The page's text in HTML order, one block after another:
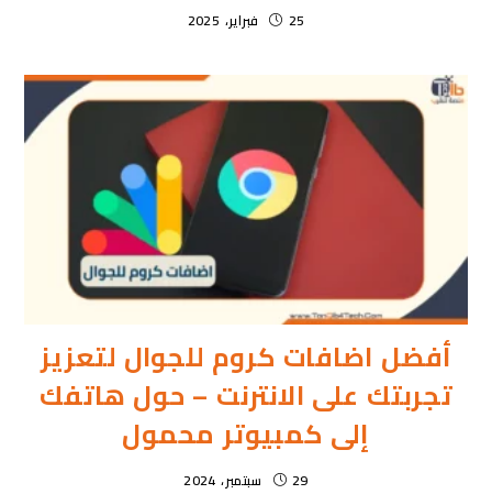
25 فبراير، 2025
أفضل اضافات كروم للجوال لتعزيز
تجربتك على الانترنت – حول هاتفك
إلى كمبيوتر محمول
29 سبتمبر، 2024